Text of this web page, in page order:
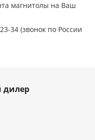
магнитолы на Ваш
34 (звонок по России